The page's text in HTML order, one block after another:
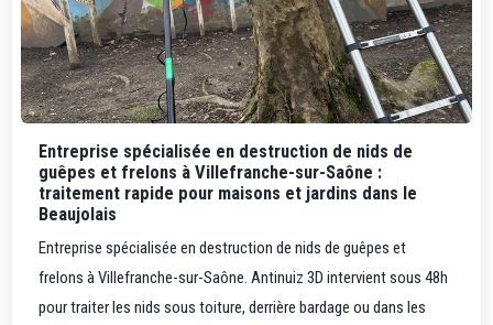
Entreprise spécialisée en destruction de nids de
guêpes et frelons à Villefranche-sur-Saône :
traitement rapide pour maisons et jardins dans le
Beaujolais
Entreprise spécialisée en destruction de nids de guêpes et
frelons à Villefranche-sur-Saône. Antinuiz 3D intervient sous 48h
pour traiter les nids sous toiture, derrière bardage ou dans les